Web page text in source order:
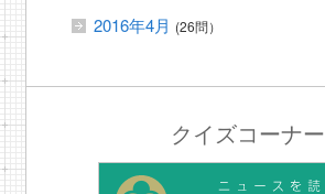
2016年4月 (26問）
クイズコーナー